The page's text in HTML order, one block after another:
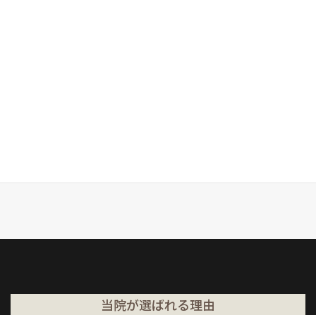
当院が選ばれる理由